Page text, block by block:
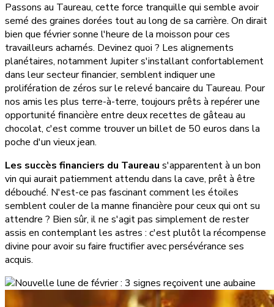
Passons au Taureau, cette force tranquille qui semble avoir
semé des graines dorées tout au long de sa carrière. On dirait
bien que février sonne l'heure de la moisson pour ces
travailleurs acharnés. Devinez quoi ? Les alignements
planétaires, notamment Jupiter s'installant confortablement
dans leur secteur financier, semblent indiquer une
prolifération de zéros sur le relevé bancaire du Taureau. Pour
nos amis les plus terre-à-terre, toujours prêts à repérer une
opportunité financière entre deux recettes de gâteau au
chocolat, c'est comme trouver un billet de 50 euros dans la
poche d'un vieux jean.
Les succès financiers du Taureau s'apparentent à un bon
vin qui aurait patiemment attendu dans la cave, prêt à être
débouché. N'est-ce pas fascinant comment les étoiles
semblent couler de la manne financière pour ceux qui ont su
attendre ? Bien sûr, il ne s'agit pas simplement de rester
assis en contemplant les astres : c'est plutôt la récompense
divine pour avoir su faire fructifier avec persévérance ses
acquis.